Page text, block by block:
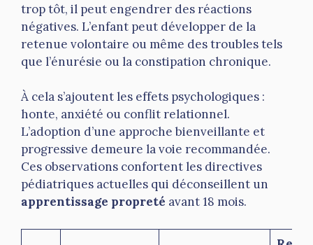
trop tôt, il peut engendrer des réactions
négatives. L’enfant peut développer de la
retenue volontaire ou même des troubles tels
que l’énurésie ou la constipation chronique.
À cela s’ajoutent les effets psychologiques :
honte, anxiété ou conflit relationnel.
L’adoption d’une approche bienveillante et
progressive demeure la voie recommandée.
Ces observations confortent les directives
pédiatriques actuelles qui déconseillent un
apprentissage propreté avant 18 mois.